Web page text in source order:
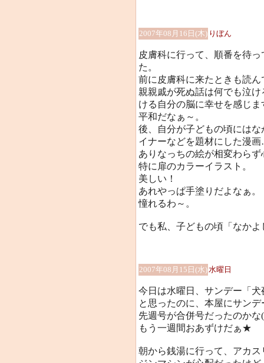
2007年08月16日(木) りぼん
皮膚科に行って、順番を待
た。
前に皮膚科に来たときも読
親親戚が死ぬ話は何でも泣
ける自分の脳に幸せを感じま
平和だなぁ～。
後、自分が子どもの頃には
イナーなどを題材にした漫
ありなっちの絵が相変わら
特に扉のカラーイラスト。
美しい！
あれやっぱ手塗りだよなぁ。
憧れるわ～。
でも私、子どもの頃「なか
2007年08月15日(水)水曜日
今日は水曜日、サンデー「
と思ったのに、本屋にサン
先週号が合併号だったのかな
もう一週間おあずけだぁ★
朝から銭湯に行って、アカ